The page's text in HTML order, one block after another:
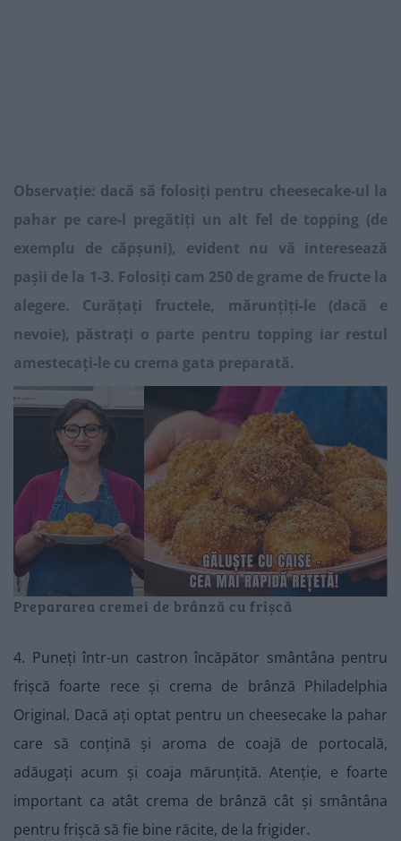
Observație: dacă să folosiți pentru cheesecake-ul la
pahar pe care-l pregătiți un alt fel de topping (de
exemplu de căpșuni), evident nu vă interesează
pașii de la 1-3. Folosiți cam 250 de grame de fructe la
alegere. Curățați fructele, mărunțiți-le (dacă e
nevoie), păstrați o parte pentru topping iar restul
amestecați-le cu crema gata preparată.
Prepararea cremei de brânză cu frișcă
4. Puneți într-un castron încăpător smântâna pentru
frișcă foarte rece și crema de brânză Philadelphia
Original. Dacă ați optat pentru un cheesecake la pahar
care să conțină și aroma de coajă de portocală,
adăugați acum și coaja mărunțită. Atenție, e foarte
important ca atât crema de brânză cât și smântâna
pentru frișcă să fie bine răcite, de la frigider.